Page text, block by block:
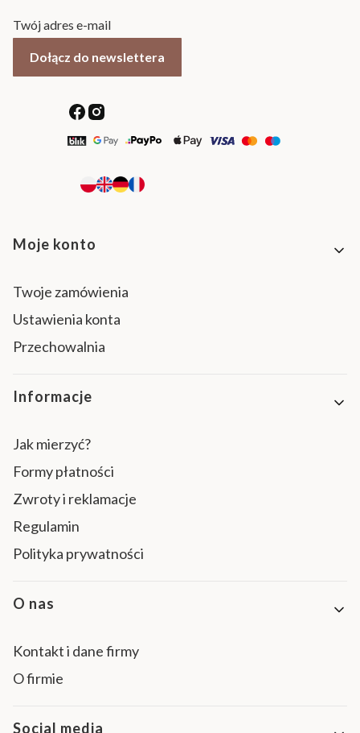
Twój adres e-mail
Dołącz do newslettera
Linki w stopce
Moje konto
Twoje zamówienia
Ustawienia konta
Przechowalnia
Informacje
Jak mierzyć?
Formy płatności
Zwroty i reklamacje
Regulamin
Polityka prywatności
O nas
Kontakt i dane firmy
O firmie
Social media